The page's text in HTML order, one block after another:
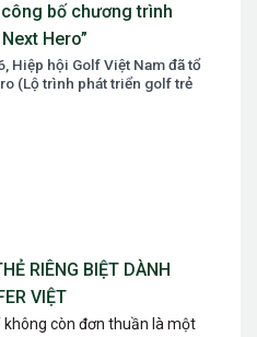
bố chương trình
Hero”
Hiệp hội Golf Việt Nam đã tổ
(Lộ trình phát triển golf trẻ
RIÊNG BIỆT DÀNH
VIỆT
không còn đơn thuần là một